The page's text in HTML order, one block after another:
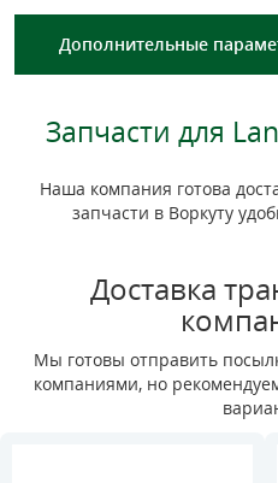
Дополнительные
Запчасти для
Наша компания готова
запчасти в Воркуту
Доставка
Мы готовы отправить
компаниями, но